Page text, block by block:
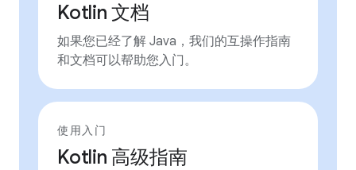
Kotlin 文档
如果您已经了解 Java，我们的互操作指南
和文档可以帮助您入门。
使用入门
Kotlin 高级指南